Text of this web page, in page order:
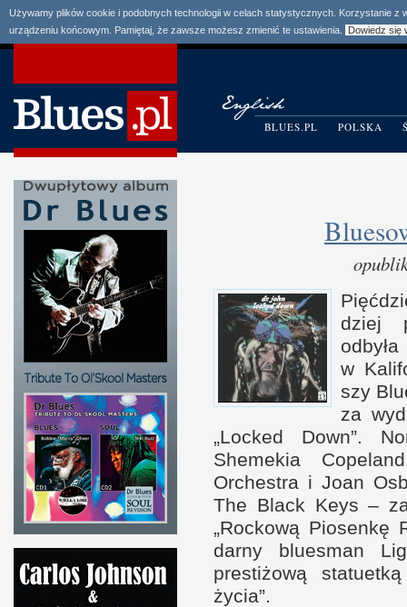
Używamy plików cookie i podobnych technologii w celach statystycznych. Korzystanie
urządzeniu końcowym. Pamiętaj, że zawsze możesz zmienić te ustawienia.
Dowiedz się
BLUES.PL POLSKA
dziej
w K
szy
za
„Loc­ked Down”.
Shemekia
Orchestra i Joan
The Black Keys –
„Roc­kową Piosenkę
darny bluesman
prestiżową
życia”.